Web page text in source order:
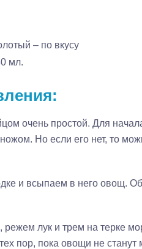
– по вкусу
мл.
очень простой. Для
Но если его нет, то
и всыпаем в него овощ.
режем лук и трем на терке
пор, пока овощи не станут